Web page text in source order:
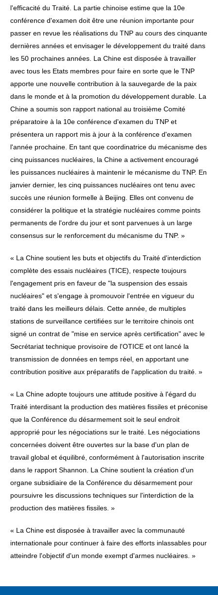
l'efficacité du Traité. La partie chinoise estime que la 10e
conférence d'examen doit être une réunion importante pour
passer en revue les réalisations du TNP au cours des cinquante
dernières années et envisager le développement du traité dans
les 50 prochaines années. La Chine est disposée à travailler
avec tous les Etats membres pour faire en sorte que le TNP
apporte une nouvelle contribution à la sauvegarde de la paix
dans le monde et à la promotion du développement durable. La
Chine a soumis son rapport national au troisième Comité
préparatoire à la 10e conférence d'examen du TNP et
présentera un rapport mis à jour à la conférence d'examen
l'année prochaine. En tant que coordinatrice du mécanisme des
cinq puissances nucléaires, la Chine a activement encouragé
les puissances nucléaires à maintenir le mécanisme du TNP. En
janvier dernier, les cinq puissances nucléaires ont tenu avec
succès une réunion formelle à Beijing. Elles ont convenu de
considérer la politique et la stratégie nucléaires comme points
permanents de l'ordre du jour et sont parvenues à un large
consensus sur le renforcement du mécanisme du TNP. »
« La Chine soutient les buts et objectifs du Traité d'interdiction
complète des essais nucléaires (TICE), respecte toujours
l'engagement pris en faveur de "la suspension des essais
nucléaires" et s'engage à promouvoir l'entrée en vigueur du
traité dans les meilleurs délais. Cette année, de multiples
stations de surveillance certifiées sur le territoire chinois ont
signé un contrat de "mise en service après certification" avec le
Secrétariat technique provisoire de l'OTICE et ont lancé la
transmission de données en temps réel, en apportant une
contribution positive aux préparatifs de l'application du traité. »
« La Chine adopte toujours une attitude positive à l'égard du
Traité interdisant la production des matières fissiles et préconise
que la Conférence du désarmement soit le seul endroit
approprié pour les négociations sur le traité. Les négociations
concernées doivent être ouvertes sur la base d'un plan de
travail global et équilibré, conformément à l'autorisation inscrite
dans le rapport Shannon. La Chine soutient la création d'un
organe subsidiaire de la Conférence du désarmement pour
poursuivre les discussions techniques sur l'interdiction de la
production des matières fissiles. »
« La Chine est disposée à travailler avec la communauté
internationale pour continuer à faire des efforts inlassables pour
atteindre l'objectif d'un monde exempt d'armes nucléaires. »